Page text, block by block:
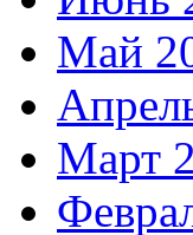
Май
Март